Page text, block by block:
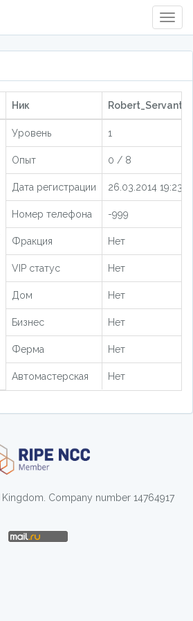
Ник
Уровень 1
Опыт 0 / 8
Дата регистрации 26.03.2014
Номер телефона -999
Фракция Нет
VIP статус Нет
Дом Нет
Бизнес Нет
Ферма Нет
Автомастерская Нет
Kingdom. Company number 14764917